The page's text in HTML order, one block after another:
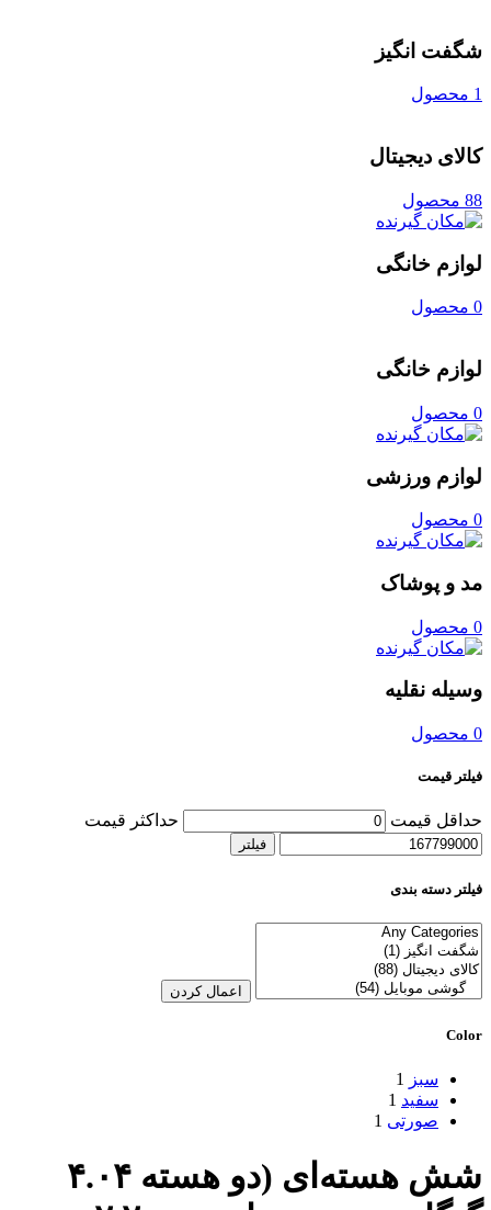
شگفت انگیز
1 محصول
کالای دیجیتال
88 محصول
لوازم خانگی
0 محصول
لوازم خانگی
0 محصول
لوازم ورزشی
0 محصول
مد و پوشاک
0 محصول
وسیله نقلیه
0 محصول
فیلتر قیمت
حداقل قیمت حداکثر قیمت
فیلتر
فیلتر دسته بندی
اعمال کردن
Color
سبز
1
سفید 1
صورتی 1
شش هسته‌ای (دو هسته ۴.۰۴